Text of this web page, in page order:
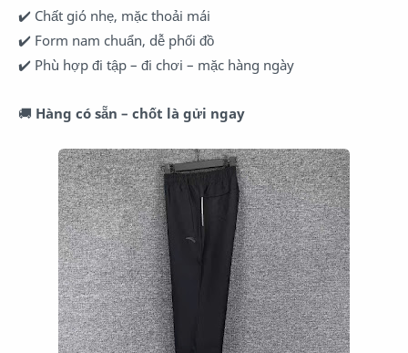
✔️ Chất gió nhẹ, mặc thoải mái
✔️ Form nam chuẩn, dễ phối đồ
✔️ Phù hợp đi tập – đi chơi – mặc hàng ngày
🚚 Hàng có sẵn – chốt là gửi ngay